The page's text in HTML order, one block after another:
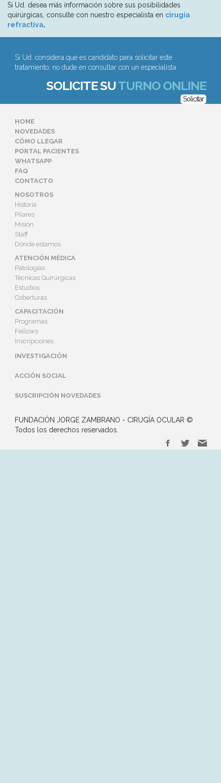
Si Ud. desea más información sobre sus posibilidades
quirúrgicas, consulte con nuestro especialista en cirugía
refractiva.
Si Ud. considera que es candidato para solicitar este
tratamiento, no dude en consultar con un especialista.
SOLICITE SUTURNO ONLINE
Solicitar
HOME
NOVEDADES
CÓMO LLEGAR
PORTAL PACIENTES
WHATSAPP
FAQ
CONTACTO
NOSOTROS
Historia
Pilares
Misión
Staff
Dónde estamos
ATENCIÓN MÉDICA
Patologías
Técnicas Quirúrgicas
Estudios
Coberturas
CAPACITACIÓN
Programas
Fellows
Inscripciones
INVESTIGACIÓN
ACCIÓN SOCIAL
SUSCRIPCIÓN NOVEDADES
FUNDACIÓN JORGE ZAMBRANO - CIRUGÍA OCULAR ©
Todos los derechos reservados.